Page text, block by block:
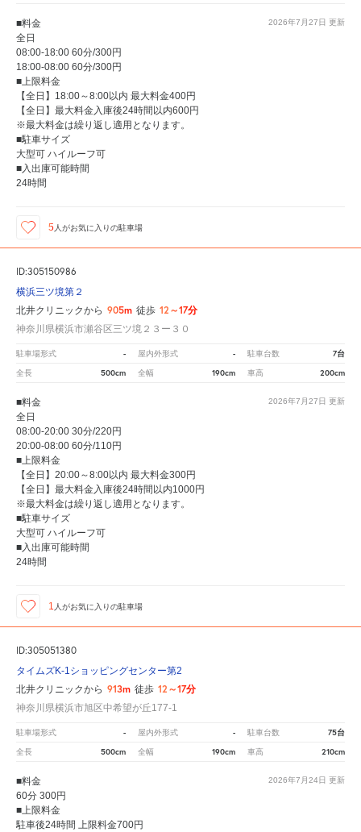
2026年7月27日 更新
■料金
全日
08:00-18:00 60分/300円
18:00-08:00 60分/300円
■上限料金
【全日】18:00～8:00以内 最大料金400円
【全日】最大料金入庫後24時間以内600円
※最大料金は繰り返し適用となります。
■駐車サイズ
大型可 ハイルーフ可
■入出庫可能時間
24時間
5 人がお気に入りの駐車場
ID:305150986
横浜三ツ境第２
北井クリニックから 905m 徒歩 12～17分
神奈川県横浜市瀬谷区三ツ境２３ー３０
駐車場形式 - 屋内外形式 - 駐車台数 7台
全長 500cm 全幅 190cm 車高 200cm
2026年7月27日 更新
■料金
全日
08:00-20:00 30分/220円
20:00-08:00 60分/110円
■上限料金
【全日】20:00～8:00以内 最大料金300円
【全日】最大料金入庫後24時間以内1000円
※最大料金は繰り返し適用となります。
■駐車サイズ
大型可 ハイルーフ可
■入出庫可能時間
24時間
1 人がお気に入りの駐車場
ID:305051380
タイムズK-1ショッピングセンター第2
北井クリニックから 913m 徒歩 12～17分
神奈川県横浜市旭区中希望が丘177-1
駐車場形式 - 屋内外形式 - 駐車台数 75台
全長 500cm 全幅 190cm 車高 210cm
2026年7月24日 更新
■料金
60分 300円
■上限料金
駐車後24時間 上限料金700円